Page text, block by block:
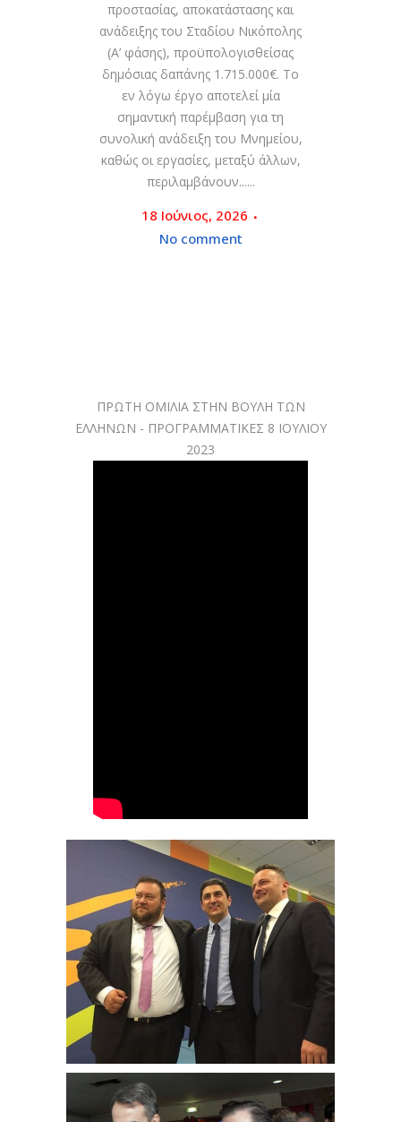
προστασίας, αποκατάστασης και
ανάδειξης του Σταδίου Νικόπολης
(Α’ φάσης), προϋπολογισθείσας
δημόσιας δαπάνης 1.715.000€. Το
εν λόγω έργο αποτελεί μία
σημαντική παρέμβαση για τη
συνολική ανάδειξη του Μνημείου,
καθώς οι εργασίες, μεταξύ άλλων,
περιλαμβάνουν......
18 Ιούνιος, 2026
No comment
ΠΡΩΤΗ ΟΜΙΛΙΑ ΣΤΗΝ ΒΟΥΛΗ ΤΩΝ
ΕΛΛΗΝΩΝ - ΠΡΟΓΡΑΜΜΑΤΙΚΕΣ 8 ΙΟΥΛΙΟΥ
2023